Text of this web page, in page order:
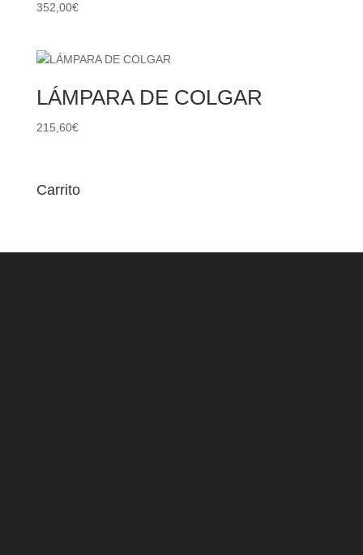
352,00€
LÁMPARA DE COLGAR
215,60€
Carrito